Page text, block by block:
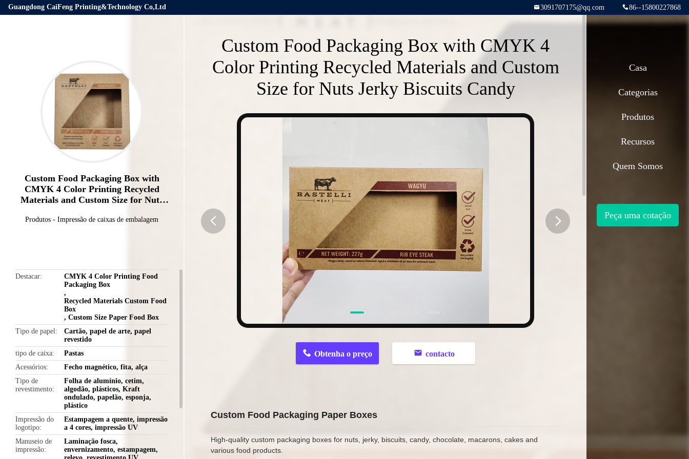
Guangdong CaiFeng Printing&Technology Co,Ltd 86--15800227868
3091707175@qq.com
Custom Food Packaging Box with
CMYK 4 Color Printing Recycled
Materials and Custom Size for Nuts
Produtos - Impressão de caixas de embalagem
Destacar
CMYK 4 Color Printing Food
Packaging Box
,
Recycled Materials Custom Food
Box
,Custom Size Paper Food Box
Tipo de papel
Cartão, papel de arte, papel
revestido
tipo de caixa
Pastas
Acessórios
Fecho magnético, fita, alça
Tipo de
revestimento
Folha de alumínio, cetim,
algodão, plásticos, Kraft
ondulado, papelão, esponja,
plástico
Impressão do
logotipo
Estampagem a quente, impressão
a 4 cores, impressão UV
Manuseio de
impressão
Laminação fosca,
envernizamento, estampagem,
Custom Food Packaging Box with CMYK 4
Color Printing Recycled Materials and Custom
Size for Nuts Jerky Biscuits Candy
Obtenha o preço contacto
Custom Food Packaging Paper Boxes
High-quality custom packaging boxes for nuts, jerky, biscuits, candy, chocolate, macarons, cakes and
various food products.
Casa
Categorias
Produtos
Recursos
Quem Somos
Peça uma cotação